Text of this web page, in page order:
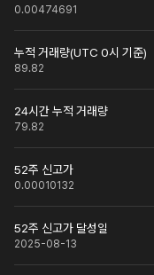
0.00474691
누적 거래량(UTC 0시 기준)
89.82
24시간 누적 거래량
79.82
52주 신고가
0.00010132
52주 신고가 달성일
2025-08-13